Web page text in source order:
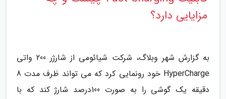
مزایایی دارد؟
به گزارش شهر وبلاگ، شرکت شیائومی از شارژر 200 واتی
HyperCharge خود رونمایی کرد که می تواند ظرف مدت 8
دقیقه یک گوشی را به صورت 100درصد شارژ کند که با